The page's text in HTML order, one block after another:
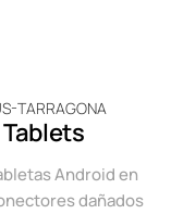
Android en
dañados